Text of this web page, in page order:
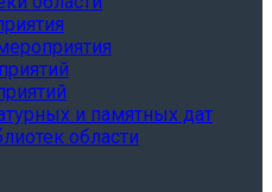
и памятных дат
области